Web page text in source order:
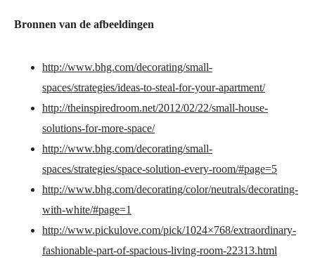
Bronnen van de afbeeldingen
http://www.bhg.com/decorating/small-
spaces/strategies/ideas-to-steal-for-your-apartment/
http://theinspiredroom.net/2012/02/22/small-house-
solutions-for-more-space/
http://www.bhg.com/decorating/small-
spaces/strategies/space-solution-every-room/#page=5
http://www.bhg.com/decorating/color/neutrals/decorating-
with-white/#page=1
http://www.pickulove.com/pick/1024×768/extraordinary-
fashionable-part-of-spacious-living-room-22313.html